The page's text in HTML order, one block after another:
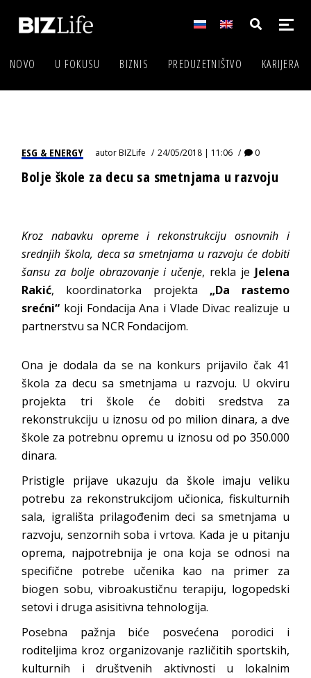
NOVO U FOKUSU BIZNIS PREDUZETNIŠTVO KARIJERA
ESG & ENERGY autorBIZLife 24/05/2018 | 11:06 0
Bolje škole za decu sa smetnjama u razvoju
Kroz nabavku opreme i rekonstrukciju osnovnih i
srednjih škola, deca sa smetnjama u razvoju će dobiti
šansu za bolje obrazovanje i učenje, rekla je Jelena
Rakić, koordinatorka projekta „Da rastemo
srećni“ koji Fondacija Ana i Vlade Divac realizuje u
partnerstvu sa NCR Fondacijom.
Ona je dodala da se na konkurs prijavilo čak 41
škola za decu sa smetnjama u razvoju. U okviru
projekta tri škole će dobiti sredstva za
rekonstrukciju u iznosu od po milion dinara, a dve
škole za potrebnu opremu u iznosu od po 350.000
dinara.
Pristigle prijave ukazuju da škole imaju veliku
potrebu za rekonstrukcijom učionica, fiskulturnih
sala, igrališta prilagođenim deci sa smetnjama u
razvoju, senzornih soba i vrtova. Kada je u pitanju
oprema, najpotrebnija je ona koja se odnosi na
specifične potrebe učenika kao na primer za
biogen sobu, vibroakustičnu terapiju, logopedski
setovi i druga asisitivna tehnologija.
Posebna pažnja biće posvećena porodici i
roditeljima kroz organizovanje različitih sportskih,
kulturnih i društvenih aktivnosti u lokalnim